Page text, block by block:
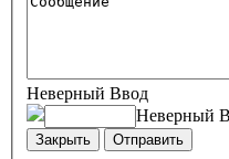
Неверный Ввод
Неверный
Закрыть Отправить